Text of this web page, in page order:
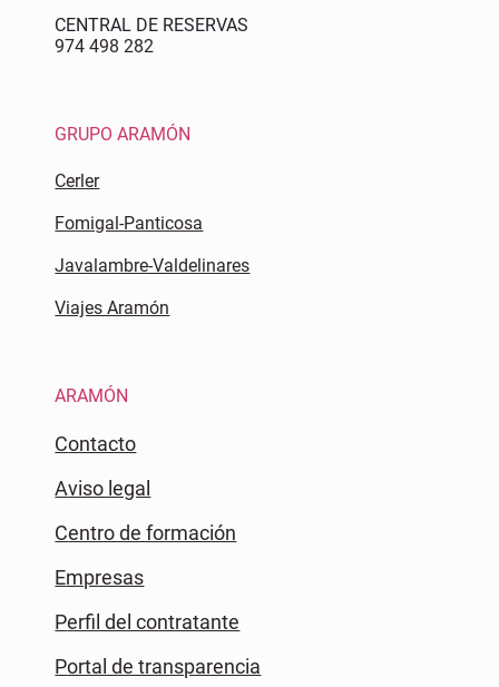
CENTRAL DE RESERVAS
974 498 282
GRUPO ARAMÓN
Cerler
Fomigal-Panticosa
Javalambre-Valdelinares
Viajes Aramón
ARAMÓN
Contacto
Aviso legal
Centro de formación
Empresas
Perfil del contratante
Portal de transparencia